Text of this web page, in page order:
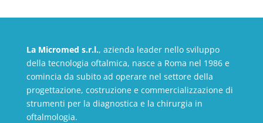
La Micromed s.r.l., azienda leader nello sviluppo
della tecnologia oftalmica, nasce a Roma nel 1986 e
comincia da subito ad operare nel settore della
progettazione, costruzione e commercializzazione di
strumenti per la diagnostica e la chirurgia in
oftalmologia.